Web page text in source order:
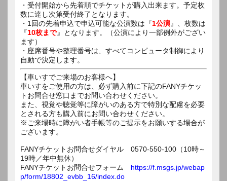
・受付開始から先着順でチケットが購入出来ます。予定枚
数に達し次第受付終了となります。
・1回の先着申込で申込可能な公演数は『1公演』、枚数は
『10枚まで』となります。（公演により一部例外がござい
ます）
・座席番号や整理番号は、すべてコンピュータ制御により
自動で決定します。
【車いすでご来場のお客様へ】
車いすをご使用の方は、必ず購入前に下記のFANYチケッ
トお問合せ窓口までお問い合わせください。
また、視覚や聴覚等に障がいのある方で特別な配慮を必要
とされる方も購入前にお問い合わせください。
※ご来場時に障がい者手帳等のご提示をお願いする場合が
ございます。
FANYチケットお問合せダイヤル 0570-550-100（10時～
19時／年中無休）
FANYチケットお問合せフォーム https://f.msgs.jp/webap
p/form/18802_evbb_16/index.do